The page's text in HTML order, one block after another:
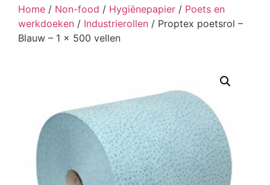
Home / Non-food / Hygiënepapier / Poets en
werkdoeken / Industrierollen / Proptex poetsrol –
Blauw – 1 x 500 vellen